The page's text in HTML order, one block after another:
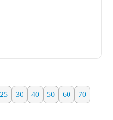
25 30 40 50 60 70